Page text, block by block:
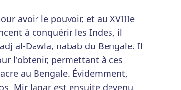
avoir le pouvoir, et au XVIIIe
à conquérir les Indes, il
al-Dawla, nabab du Bengale. Il
l'obtenir, permettant à ces
au Bengale. Évidemment,
Mir Jagar est ensuite devenu